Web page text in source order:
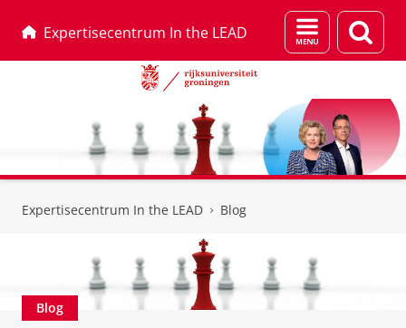
Expertisecentrum In the LEAD
Menu
en
Expertisecentrum In the LEAD Blog
Blog